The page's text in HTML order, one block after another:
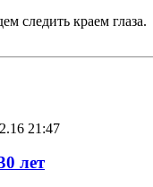
следить краем глаза.
21:47
лет